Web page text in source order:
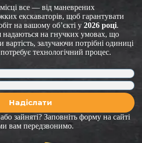
все — від маневрених
екскаваторів, щоб гарантувати
на вашому об’єкті у 2026 році.
надаються на гнучких умовах, що
вартість, залучаючи потрібні одиниці
технологічний процес.
зайняті? Заповніть форму на сайті
вам передзвонимо.